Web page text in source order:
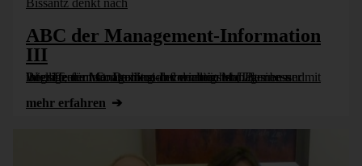
Bissantz denkt nach
ABC der Management-Information
III
Wir setzen unser Lexikon der wichtigsten Themen und Begriffe für Management-Information und Business Intelligence fort. Damit sich vor allem Manager besser mit ihrer IT, dem Controlling und demnächst [...]
mehr erfahren